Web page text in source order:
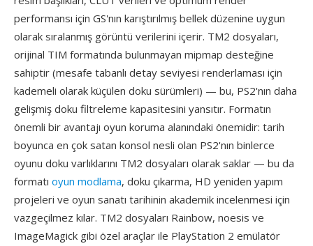
performansı için GS'nın karıştırılmış bellek düzenine uygun
olarak sıralanmış görüntü verilerini içerir. TM2 dosyaları,
orijinal TIM formatında bulunmayan mipmap desteğine
sahiptir (mesafe tabanlı detay seviyesi renderlaması için
kademeli olarak küçülen doku sürümleri) — bu, PS2'nın daha
gelişmiş doku filtreleme kapasitesini yansıtır. Formatın
önemli bir avantajı oyun koruma alanındaki önemidir: tarih
boyunca en çok satan konsol nesli olan PS2'nın binlerce
oyunu doku varlıklarını TM2 dosyaları olarak saklar — bu da
formatı oyun modlama, doku çıkarma, HD yeniden yapım
projeleri ve oyun sanatı tarihinin akademik incelenmesi için
vazgeçilmez kılar. TM2 dosyaları Rainbow, noesis ve
ImageMagick gibi özel araçlar ile PlayStation 2 emülatör